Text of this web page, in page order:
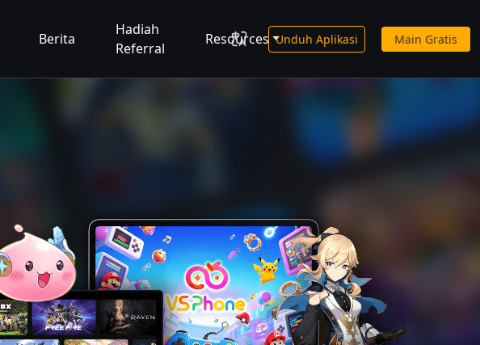
Berita
Hadiah
Referral
Resources Unduh Aplikasi Main Gratis